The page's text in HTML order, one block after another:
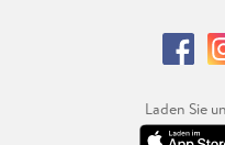
Laden Sie